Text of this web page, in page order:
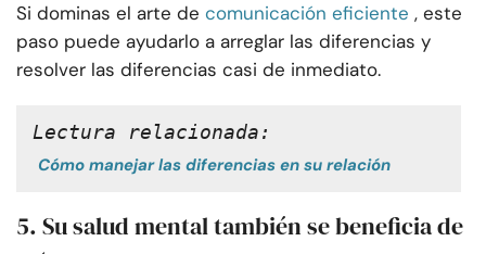
Si dominas el arte de comunicación eficiente , este
paso puede ayudarlo a arreglar las diferencias y
resolver las diferencias casi de inmediato.
Lectura relacionada:
Cómo manejar las diferencias en su relación
5. Su salud mental también se beneficia de